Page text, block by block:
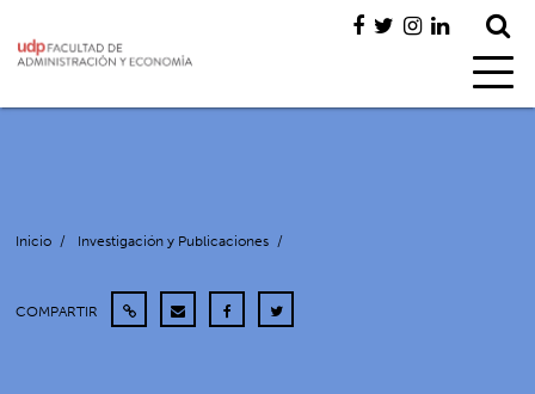
Inicio / Investigación y Publicaciones /
COMPARTIR